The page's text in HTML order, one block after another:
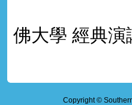
佛大學 經典
Copyright ©